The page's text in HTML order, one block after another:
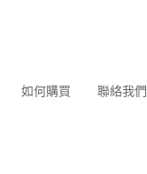
如何購買 聯絡我們